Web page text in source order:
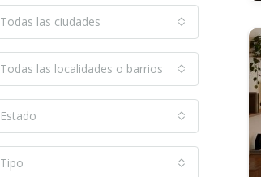
Todas las ciudades
Todas las localidades o barrios
Estado
Tipo